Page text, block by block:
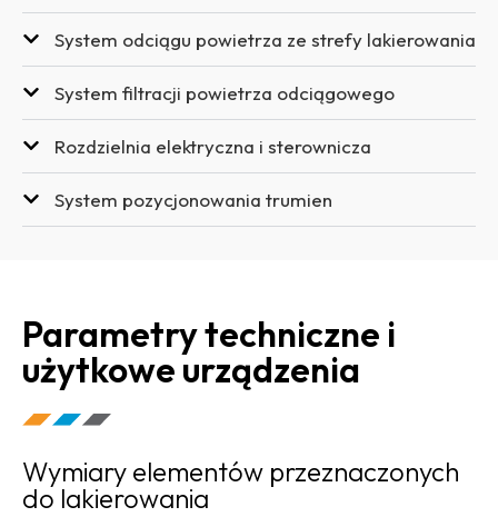
System odciągu powietrza ze strefy lakierowania
System filtracji powietrza odciągowego
Rozdzielnia elektryczna i sterownicza
System pozycjonowania trumien
Parametry techniczne i
użytkowe urządzenia
Wymiary elementów przeznaczonych
do lakierowania